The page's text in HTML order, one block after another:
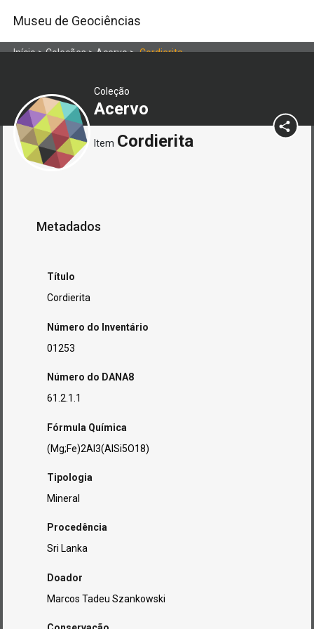
Museu de Geociências
Início>Coleções>Acervo>Cordierita
Coleção
Acervo
Item Cordierita
Metadados
Título
Cordierita
Número do Inventário
01253
Número do DANA8
61.2.1.1
Fórmula Química
(Mg;Fe)2Al3(AlSi5O18)
Tipologia
Mineral
Procedência
Sri Lanka
Doador
Marcos Tadeu Szankowski